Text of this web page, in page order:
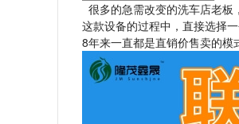
很多的急需改变的洗车店老
这款设备的过程中，直接选择
8年来一直都是直销价售卖的模